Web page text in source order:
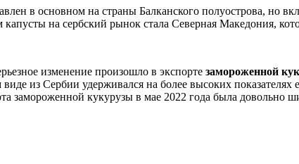
в основном на страны Балканского полуострова, но
на сербский рынок стала Северная Македония,
изменение произошло в экспорте замороженной
из Сербии удерживался на более высоких
замороженной кукурузы в мае 2022 года была